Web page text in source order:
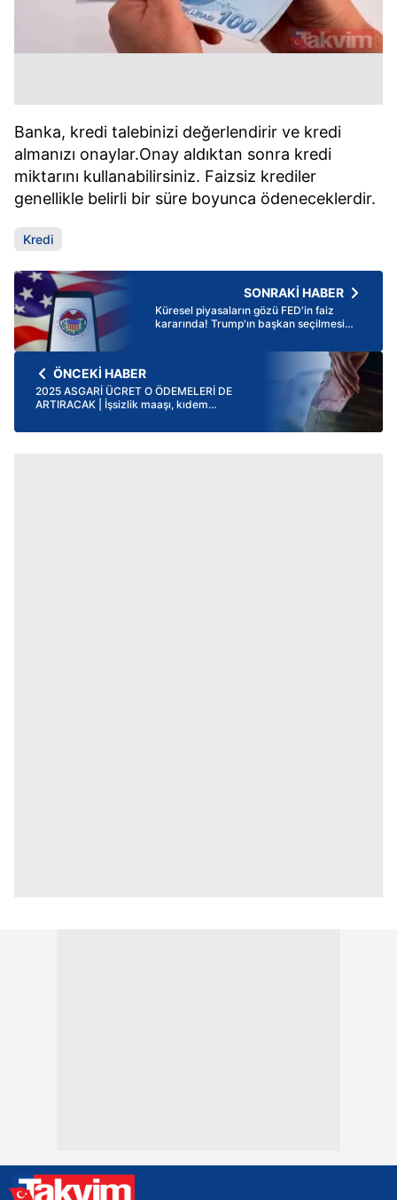
Banka, kredi talebinizi değerlendirir ve kredi
almanızı onaylar.Onay aldıktan sonra kredi
miktarını kullanabilirsiniz. Faizsiz krediler
genellikle belirli bir süre boyunca ödeneceklerdir.
Kredi
SONRAKİ HABER
Küresel piyasaların gözü FED'in faiz
kararında! Trump'ın başkan seçilmesi
Uzmanlardan FED yorumu
ÖNCEKİ HABER
2025 ASGARİ ÜCRET O ÖDEMELERİ DE
ARTIRACAK | İşsizlik maaşı, kıdem
stajyer ücreti...